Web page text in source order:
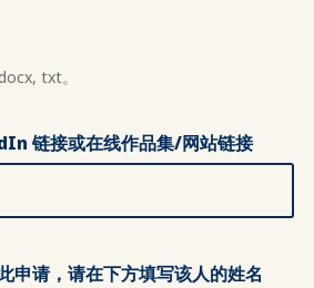
txt。
链接或在线作品集/网站链接
申请，请在下方填写该人的姓名